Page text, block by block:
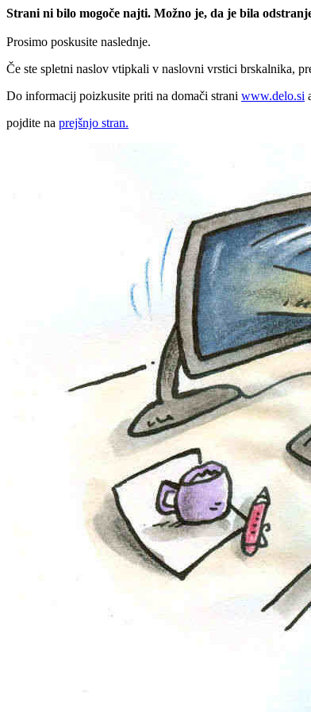
Strani ni bilo mogoče najti. Možno je, da je bila
Prosimo poskusite naslednje.
Če ste spletni naslov vtipkali v naslovni vrstici brskalnika,
Do informacij poizkusite priti na domači strani www.delo.si
pojdite na prejšnjo stran.